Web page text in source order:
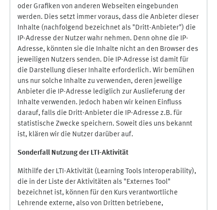
oder Grafiken von anderen Webseiten eingebunden
werden. Dies setzt immer voraus, dass die Anbieter dieser
Inhalte (nachfolgend bezeichnet als "Dritt-Anbieter") die
IP-Adresse der Nutzer wahr nehmen. Denn ohne die IP-
Adresse, könnten sie die Inhalte nicht an den Browser des
jeweiligen Nutzers senden. Die IP-Adresse ist damit für
die Darstellung dieser Inhalte erforderlich. Wir bemühen
uns nur solche Inhalte zu verwenden, deren jeweilige
Anbieter die IP-Adresse lediglich zur Auslieferung der
Inhalte verwenden. Jedoch haben wir keinen Einfluss
darauf, falls die Dritt-Anbieter die IP-Adresse z.B. für
statistische Zwecke speichern. Soweit dies uns bekannt
ist, klären wir die Nutzer darüber auf.
Sonderfall Nutzung der LTI-Aktivität
Mithilfe der LTI-Aktivität (Learning Tools Interoperability),
die in der Liste der Aktivitäten als "Externes Tool"
bezeichnet ist, können für den Kurs verantwortliche
Lehrende externe, also von Dritten betriebene,